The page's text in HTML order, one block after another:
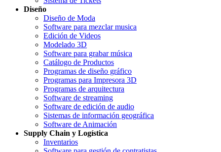
Diseño
Diseño de Moda
Software para mezclar musica
Edición de Videos
Modelado 3D
Software para grabar música
Catálogo de Productos
Programas de diseño gráfico
Programas para Impresora 3D
Programas de arquitectura
Software de streaming
Software de edición de audio
Sistemas de información geográfica
Software de Animación
Supply Chain y Logística
Inventarios